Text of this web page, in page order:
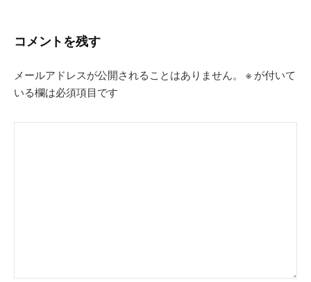
ョ
コメントを残す
メールアドレスが公開されることはありません。 ※ が付いて
いる欄は必須項目です